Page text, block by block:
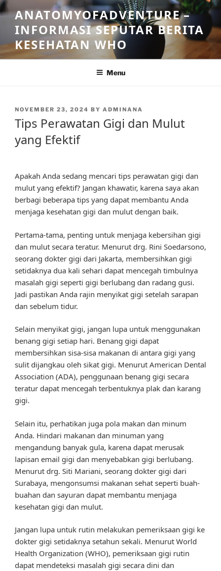
Skip
to
content
ANATOMYOFADVENTURE –
INFORMASI SEPUTAR BERITA
KESEHATAN WHO
Menu
POSTED
ON
NOVEMBER 23, 2024 BY ADMINANA
Tips Perawatan Gigi dan Mulut
yang Efektif
Apakah Anda sedang mencari tips perawatan gigi dan
mulut yang efektif? Jangan khawatir, karena saya akan
berbagi beberapa tips yang dapat membantu Anda
menjaga kesehatan gigi dan mulut dengan baik.
Pertama-tama, penting untuk menjaga kebersihan gigi
dan mulut secara teratur. Menurut drg. Rini Soedarsono,
seorang dokter gigi dari Jakarta, membersihkan gigi
setidaknya dua kali sehari dapat mencegah timbulnya
masalah gigi seperti gigi berlubang dan radang gusi.
Jadi pastikan Anda rajin menyikat gigi setelah sarapan
dan sebelum tidur.
Selain menyikat gigi, jangan lupa untuk menggunakan
benang gigi setiap hari. Benang gigi dapat
membersihkan sisa-sisa makanan di antara gigi yang
sulit dijangkau oleh sikat gigi. Menurut American Dental
Association (ADA), penggunaan benang gigi secara
teratur dapat mencegah terbentuknya plak dan karang
gigi.
Selain itu, perhatikan juga pola makan dan minum
Anda. Hindari makanan dan minuman yang
mengandung banyak gula, karena dapat merusak
lapisan email gigi dan menyebabkan gigi berlubang.
Menurut drg. Siti Mariani, seorang dokter gigi dari
Surabaya, mengonsumsi makanan sehat seperti buah-
buahan dan sayuran dapat membantu menjaga
kesehatan gigi dan mulut.
Jangan lupa untuk rutin melakukan pemeriksaan gigi ke
dokter gigi setidaknya setahun sekali. Menurut World
Health Organization (WHO), pemeriksaan gigi rutin
dapat mendeteksi masalah gigi secara dini dan